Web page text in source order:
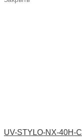
UV-STYLO-NX-40H-C